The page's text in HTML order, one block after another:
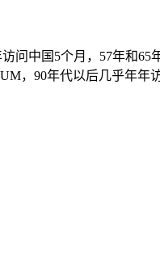
访问中国5个月，57年和
，90年代以后几乎年年